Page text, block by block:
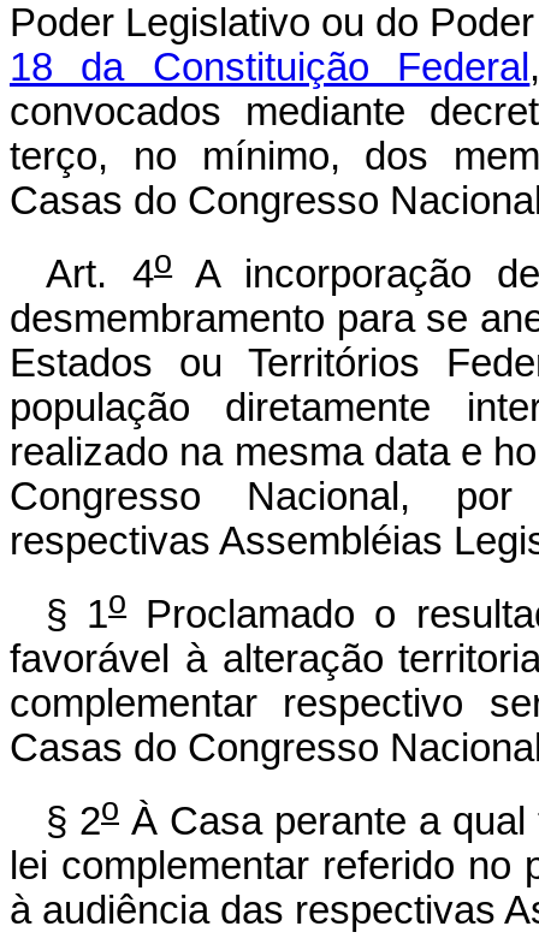
Poder Legislativo ou do
18 da Constituição Federal
convocados mediante
terço, no mínimo, dos
Casas do Congresso
Art. 4oA incorporação
desmembramento para se
Estados ou Territórios
população diretamente
realizado na mesma data e
Congresso Nacional,
respectivas Assembléias
§ 1oProclamado o
favorável à alteração
complementar respectivo
Casas do Congresso
§ 2o À Casa perante a
lei complementar referido no
à audiência das respectivas